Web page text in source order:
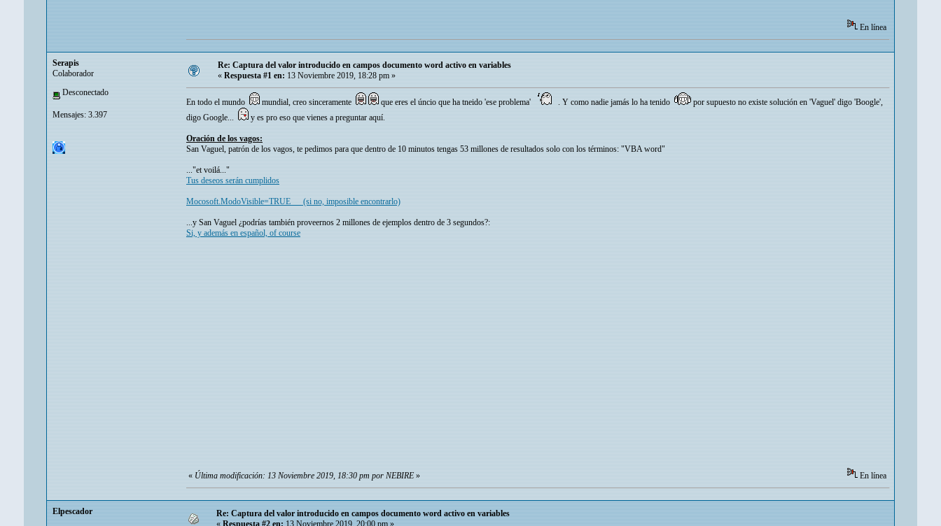
En línea
Serapis
Colaborador
Desconectado
Mensajes: 3.397
Re: Captura del valor introducido en campos documento word activo en variables
« Respuesta #1 en: 13 Noviembre 2019, 18:28 pm »
En todo el mundo mundial, creo sinceramente que eres el úncio que ha tneido 'ese problema' . Y como nadie jamás lo ha tenido
por supuesto no existe solución en 'Vaguel' digo 'Boogle',
digo Google...
y es pro eso que vienes a preguntar aquí.
Oración de los vagos:
San Vaguel, patrón de los vagos, te pedimos para que dentro de 10 minutos tengas 53 millones de resultados solo con los términos: "VBA word"
..."et voilá..."
Tus deseos serán cumplidos
Mocosoft.ModoVisible=TRUE (si no, imposible encontrarlo)
...y San Vaguel ¿podrías también proveernos 2 millones de ejemplos dentro de 3 segundos?:
Si, y además en español, of course
« Última modificación: 13 Noviembre 2019, 18:30 pm por NEBIRE» En línea
Elpescador
Re: Captura del valor introducido en campos documento word activo en variables